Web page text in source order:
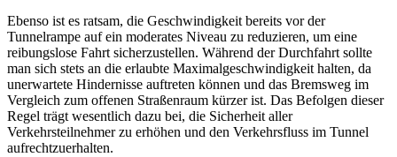
Ebenso ist es ratsam, die Geschwindigkeit bereits vor der
Tunnelrampe auf ein moderates Niveau zu reduzieren, um eine
reibungslose Fahrt sicherzustellen. Während der Durchfahrt sollte
man sich stets an die erlaubte Maximalgeschwindigkeit halten, da
unerwartete Hindernisse auftreten können und das Bremsweg im
Vergleich zum offenen Straßenraum kürzer ist. Das Befolgen dieser
Regel trägt wesentlich dazu bei, die Sicherheit aller
Verkehrsteilnehmer zu erhöhen und den Verkehrsfluss im Tunnel
aufrechtzuerhalten.